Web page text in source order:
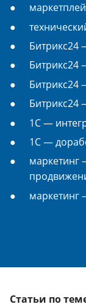
Битрикс24
Битрикс24
Битрикс24
Битрикс24
1С —
1С —
маркетинг
маркетинг
Статьи по